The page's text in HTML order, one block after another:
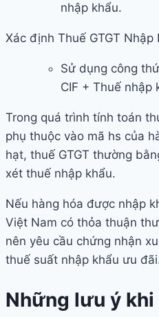
nhập khẩu.
Xác định Thuế GTGT Nhập
Sử dụng công
CIF + Thuế nhập
Trong quá trình tính toán
phụ thuộc vào mã hs của
hạt, thuế GTGT thường
xét thuế nhập khẩu.
Nếu hàng hóa được nhập
Việt Nam có thỏa thuận
nên yêu cầu chứng nhận
thuế suất nhập khẩu ưu
Những lưu ý khi